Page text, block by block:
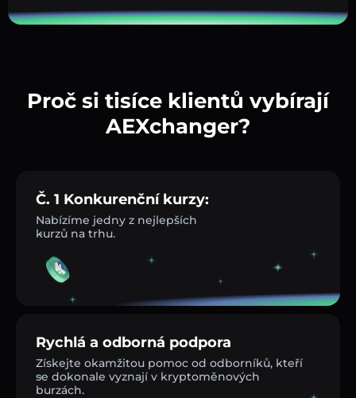
Proč si tisíce klientů vybírají
AEXchanger?
Č. 1 Konkurenční kurzy:
Nabízíme jedny z nejlepších
kurzů na trhu.
Rychlá a odborná podpora
Získejte okamžitou pomoc od odborníků, kteří
se dokonale vyznají v kryptoměnových
burzách.